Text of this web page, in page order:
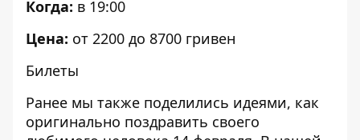
Когда: в 19:00
Цена: от 2200 до 8700 гривен
Билеты
Ранее мы также поделились идеями, как
оригинально поздравить своего